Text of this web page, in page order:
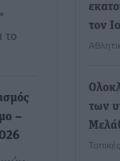
το
–
τον
των